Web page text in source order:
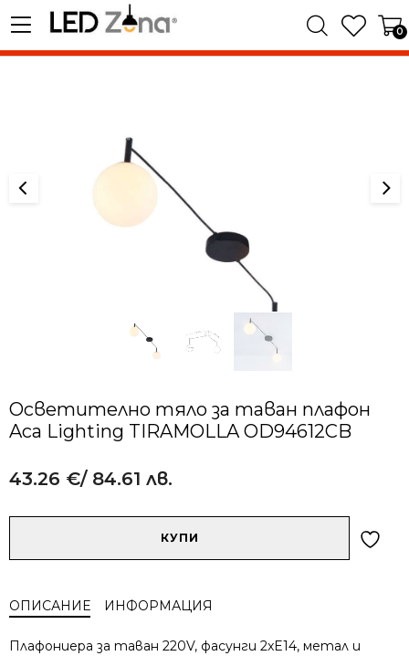
0
Осветително тяло за таван плафон
Aca Lighting TIRAMOLLA OD94612CB
43.26 €/ 84.61 лв.
за
плафон
КУПИ
ОПИСАНИЕ ИНФОРМАЦИЯ
Плафониера за таван 220V, фасунги 2xE14, метал и